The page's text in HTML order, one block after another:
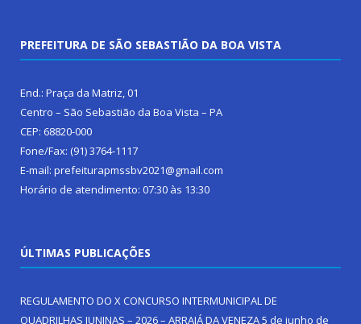
PREFEITURA DE SÃO SEBASTIÃO DA BOA VISTA
End.: Praça da Matriz, 01
Centro – São Sebastião da Boa Vista – PA
CEP: 68820-000
Fone/Fax: (91) 3764-1117
E-mail: prefeiturapmssbv2021@gmail.com
Horário de atendimento: 07:30 às 13:30
ÚLTIMAS PUBLICAÇÕES
REGULAMENTO DO X CONCURSO INTERMUNICIPAL DE
QUADRILHAS JUNINAS – 2026 – ARRAIÁ DA VENEZA5 de junho de